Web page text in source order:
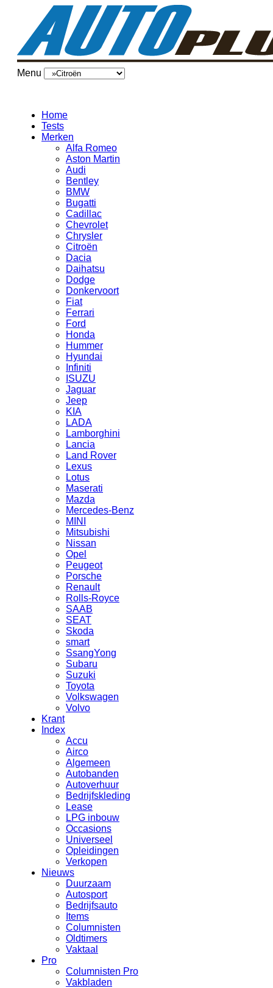
Menu
Home
Tests
Merken
Alfa Romeo
Aston Martin
Audi
Bentley
BMW
Bugatti
Cadillac
Chevrolet
Chrysler
Citroën
Dacia
Daihatsu
Dodge
Donkervoort
Fiat
Ferrari
Ford
Honda
Hummer
Hyundai
Infiniti
ISUZU
Jaguar
Jeep
KIA
LADA
Lamborghini
Lancia
Land Rover
Lexus
Lotus
Maserati
Mazda
Mercedes-Benz
MINI
Mitsubishi
Nissan
Opel
Peugeot
Porsche
Renault
Rolls-Royce
SAAB
SEAT
Skoda
smart
SsangYong
Subaru
Suzuki
Toyota
Volkswagen
Volvo
Krant
Index
Accu
Airco
Algemeen
Autobanden
Autoverhuur
Bedrijfskleding
Lease
LPG inbouw
Occasions
Universeel
Opleidingen
Verkopen
Nieuws
Duurzaam
Autosport
Bedrijfsauto
Items
Columnisten
Oldtimers
Vaktaal
Pro
Columnisten Pro
Vakbladen